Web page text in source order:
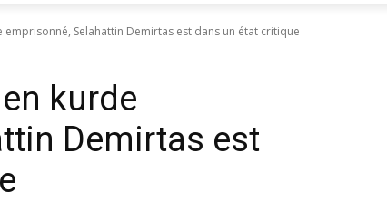
emprisonné, Selahattin Demirtas est dans un état critique
kurde
Demirtas est